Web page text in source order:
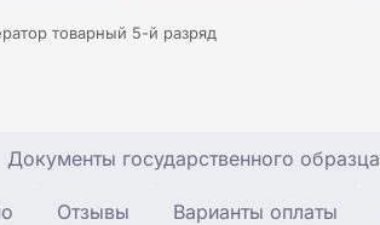
товарный 5-й разряд
Документы государственного образца
Отзывы Варианты оплаты